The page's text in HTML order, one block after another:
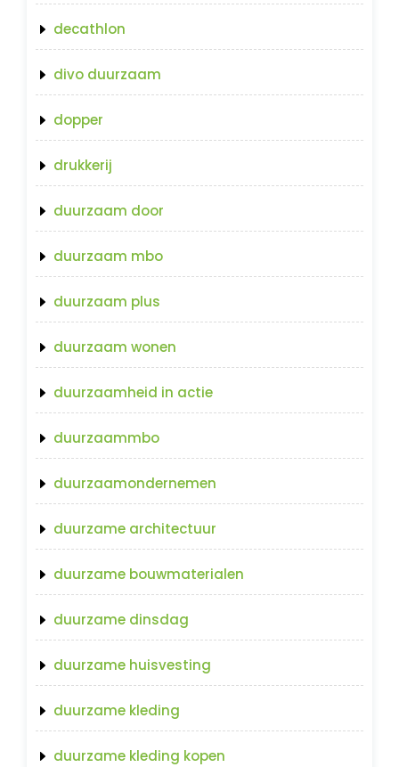
decathlon
divo duurzaam
dopper
drukkerij
duurzaam door
duurzaam mbo
duurzaam plus
duurzaam wonen
duurzaamheid in actie
duurzaammbo
duurzaamondernemen
duurzame architectuur
duurzame bouwmaterialen
duurzame dinsdag
duurzame huisvesting
duurzame kleding
duurzame kleding kopen